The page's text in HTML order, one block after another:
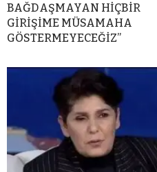
BAĞDAŞMAYAN HİÇBİR
GİRİŞİME MÜSAMAHA
GÖSTERMEYECEĞİZ”